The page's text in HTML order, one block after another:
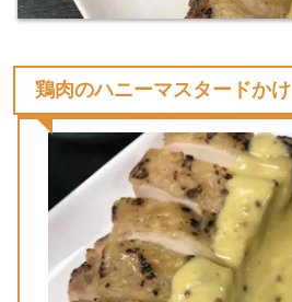
鶏肉のハニーマスタードかけ